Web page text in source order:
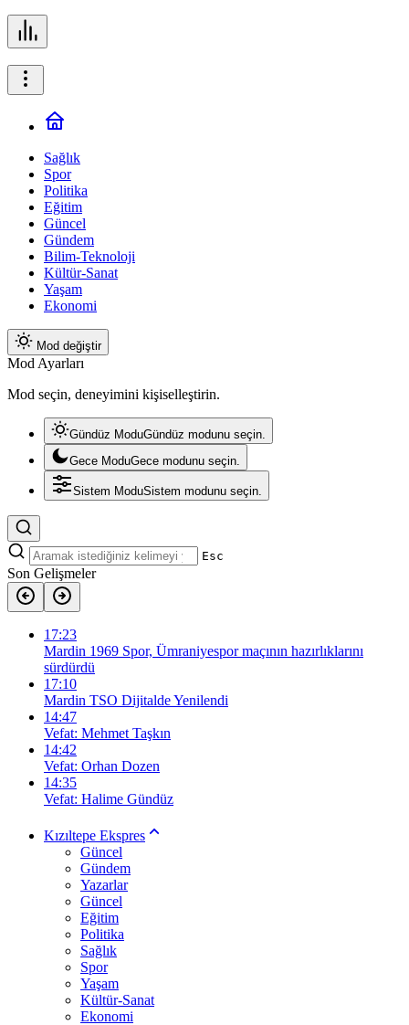
Sağlık
Spor
Politika
Eğitim
Güncel
Gündem
Bilim-Teknoloji
Kültür-Sanat
Yaşam
Ekonomi
Mod değiştir
Mod Ayarları
Mod seçin, deneyimini kişiselleştirin.
Gündüz ModuGündüz modunu seçin.
Gece ModuGece modunu seçin.
Sistem ModuSistem modunu seçin.
Esc
Son Gelişmeler
17:23
Mardin 1969 Spor, Ümraniyespor maçının hazırlıklarını
sürdürdü
17:10
Mardin TSO Dijitalde Yenilendi
14:47
Vefat: Mehmet Taşkın
14:42
Vefat: Orhan Dozen
14:35
Vefat: Halime Gündüz
Kızıltepe Ekspres
Güncel
Gündem
Yazarlar
Güncel
Eğitim
Politika
Sağlık
Spor
Yaşam
Kültür-Sanat
Ekonomi